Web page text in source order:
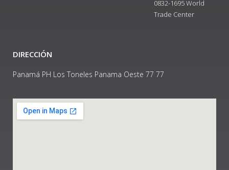
0832-1695 World
Trade Center
DIRECCIÓN
Panamá PH Los Toneles Panama Oeste 77 77